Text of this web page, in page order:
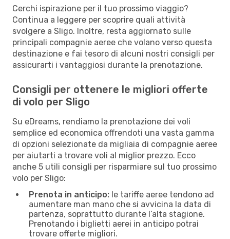
Cerchi ispirazione per il tuo prossimo viaggio?
Continua a leggere per scoprire quali attività
svolgere a Sligo. Inoltre, resta aggiornato sulle
principali compagnie aeree che volano verso questa
destinazione e fai tesoro di alcuni nostri consigli per
assicurarti i vantaggiosi durante la prenotazione.
Consigli per ottenere le migliori offerte
di volo per Sligo
Su eDreams, rendiamo la prenotazione dei voli
semplice ed economica offrendoti una vasta gamma
di opzioni selezionate da migliaia di compagnie aeree
per aiutarti a trovare voli al miglior prezzo. Ecco
anche 5 utili consigli per risparmiare sul tuo prossimo
volo per Sligo:
Prenota in anticipo: le tariffe aeree tendono ad
aumentare man mano che si avvicina la data di
partenza, soprattutto durante l’alta stagione.
Prenotando i biglietti aerei in anticipo potrai
trovare offerte migliori.